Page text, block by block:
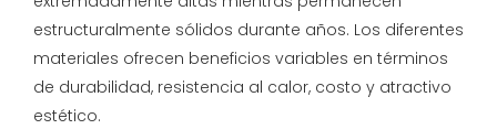
estructuralmente sólidos durante años. Los diferentes
materiales ofrecen beneficios variables en términos
de durabilidad, resistencia al calor, costo y atractivo
estético.